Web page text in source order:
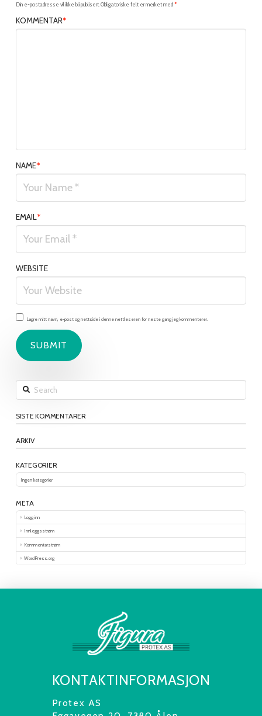
Din e-postadresse vil ikke bli publisert. Obligatoriske felt er merket med *
KOMMENTAR*
NAME*
EMAIL*
WEBSITE
Lagre mitt navn, e-post og nettside i denne nettleseren for neste gang jeg kommenterer.
Search
SISTE KOMMENTARER
ARKIV
KATEGORIER
Ingen kategorier
META
Logg inn
Innleggsstrøm
Kommentarstrøm
WordPress.org
KONTAKTINFORMASJON
Protex AS